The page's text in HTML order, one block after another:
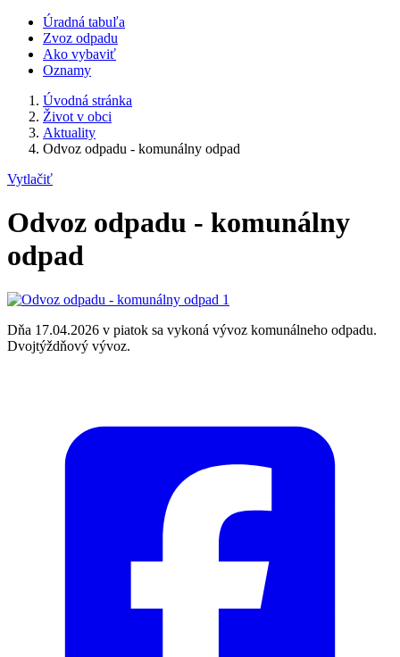
Úradná tabuľa
Zvoz odpadu
Ako vybaviť
Oznamy
Úvodná stránka
Život v obci
Aktuality
Odvoz odpadu - komunálny odpad
Vytlačiť
Odvoz odpadu - komunálny
odpad
Dňa 17.04.2026 v piatok sa vykoná vývoz komunálneho odpadu.
Dvojtýždňový vývoz.